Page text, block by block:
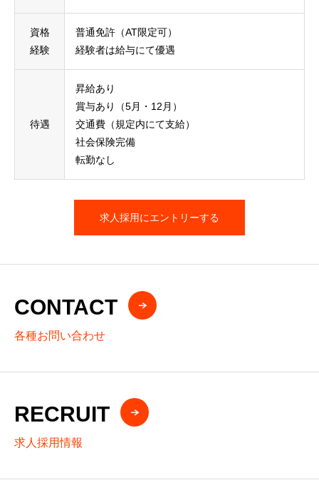
資格
経験
普通免許（AT限定可）
経験者は給与にて優遇
待遇
昇給あり
賞与あり（5月・12月）
交通費（規定内にて支給）
社会保険完備
転勤なし
求人採用にエントリーする
CONTACT
各種お問い合わせ
RECRUIT
求人採用情報